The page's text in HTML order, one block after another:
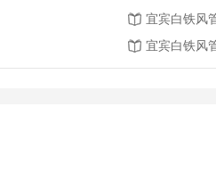
宜宾白铁风
宜宾白铁风